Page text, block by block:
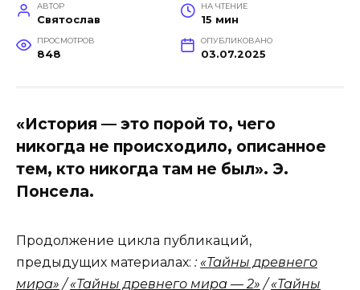
АВТОР
Святослав
НА ЧТЕНИЕ
15 мин
ПРОСМОТРОВ
848
ОПУБЛИКОВАНО
03.07.2025
«История — это порой то, чего
никогда не происходило, описанное
тем, кто никогда там не был». Э.
Понсела.
Продолжение цикла публикаций,
предыдущих материалах: : «Тайны древнего
мира» /«Тайны древнего мира — 2» /«Тайны